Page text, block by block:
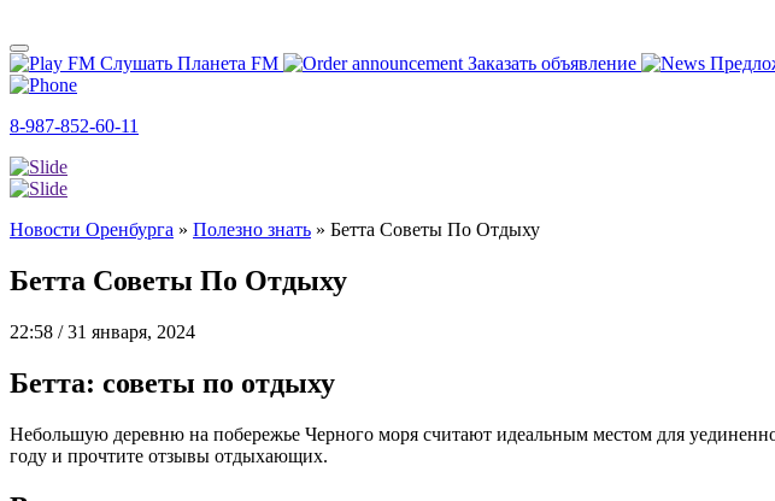
Слушать Планета FM Заказать объявление
8-987-852-60-11
Новости Оренбурга » Полезно знать » Бетта Советы По Отдыху
Бетта Советы По Отдыху
22:58 / 31 января, 2024
Бетта: советы по отдыху
Небольшую деревню на побережье Черного моря считают идеальным местом для
году и прочтите отзывы отдыхающих.